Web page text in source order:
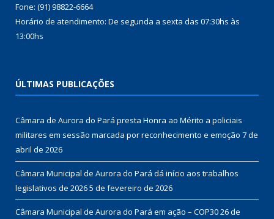
Fone: (91) 98822-6664
Horário de atendimento: De segunda a sexta das 07:30hs às
13:00hs
ÚLTIMAS PUBLICAÇÕES
Câmara de Aurora do Pará presta Honra ao Mérito a policiais
militares em sessão marcada por reconhecimento e emoção 7 de
abril de 2026
Câmara Municipal de Aurora do Pará dá início aos trabalhos
legislativos de 20265 de fevereiro de 2026
Câmara Municipal de Aurora do Pará em ação – COP3026 de